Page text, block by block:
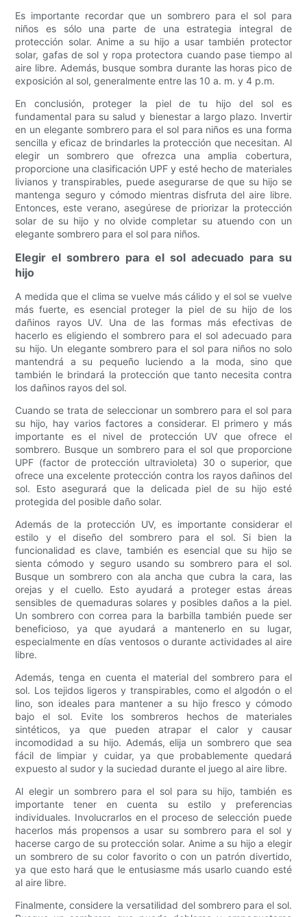
Es importante recordar que un sombrero para el sol para
niños es sólo una parte de una estrategia integral de
protección solar. Anime a su hijo a usar también protector
solar, gafas de sol y ropa protectora cuando pase tiempo al
aire libre. Además, busque sombra durante las horas pico de
exposición al sol, generalmente entre las 10 a. m. y 4 p.m.
En conclusión, proteger la piel de tu hijo del sol es
fundamental para su salud y bienestar a largo plazo. Invertir
en un elegante sombrero para el sol para niños es una forma
sencilla y eficaz de brindarles la protección que necesitan. Al
elegir un sombrero que ofrezca una amplia cobertura,
proporcione una clasificación UPF y esté hecho de materiales
livianos y transpirables, puede asegurarse de que su hijo se
mantenga seguro y cómodo mientras disfruta del aire libre.
Entonces, este verano, asegúrese de priorizar la protección
solar de su hijo y no olvide completar su atuendo con un
elegante sombrero para el sol para niños.
Elegir el sombrero para el sol adecuado para su
hijo
A medida que el clima se vuelve más cálido y el sol se vuelve
más fuerte, es esencial proteger la piel de su hijo de los
dañinos rayos UV. Una de las formas más efectivas de
hacerlo es eligiendo el sombrero para el sol adecuado para
su hijo. Un elegante sombrero para el sol para niños no solo
mantendrá a su pequeño luciendo a la moda, sino que
también le brindará la protección que tanto necesita contra
los dañinos rayos del sol.
Cuando se trata de seleccionar un sombrero para el sol para
su hijo, hay varios factores a considerar. El primero y más
importante es el nivel de protección UV que ofrece el
sombrero. Busque un sombrero para el sol que proporcione
UPF (factor de protección ultravioleta) 30 o superior, que
ofrece una excelente protección contra los rayos dañinos del
sol. Esto asegurará que la delicada piel de su hijo esté
protegida del posible daño solar.
Además de la protección UV, es importante considerar el
estilo y el diseño del sombrero para el sol. Si bien la
funcionalidad es clave, también es esencial que su hijo se
sienta cómodo y seguro usando su sombrero para el sol.
Busque un sombrero con ala ancha que cubra la cara, las
orejas y el cuello. Esto ayudará a proteger estas áreas
sensibles de quemaduras solares y posibles daños a la piel.
Un sombrero con correa para la barbilla también puede ser
beneficioso, ya que ayudará a mantenerlo en su lugar,
especialmente en días ventosos o durante actividades al aire
libre.
Además, tenga en cuenta el material del sombrero para el
sol. Los tejidos ligeros y transpirables, como el algodón o el
lino, son ideales para mantener a su hijo fresco y cómodo
bajo el sol. Evite los sombreros hechos de materiales
sintéticos, ya que pueden atrapar el calor y causar
incomodidad a su hijo. Además, elija un sombrero que sea
fácil de limpiar y cuidar, ya que probablemente quedará
expuesto al sudor y la suciedad durante el juego al aire libre.
Al elegir un sombrero para el sol para su hijo, también es
importante tener en cuenta su estilo y preferencias
individuales. Involucrarlos en el proceso de selección puede
hacerlos más propensos a usar su sombrero para el sol y
hacerse cargo de su protección solar. Anime a su hijo a elegir
un sombrero de su color favorito o con un patrón divertido,
ya que esto hará que le entusiasme más usarlo cuando esté
al aire libre.
Finalmente, considere la versatilidad del sombrero para el sol.